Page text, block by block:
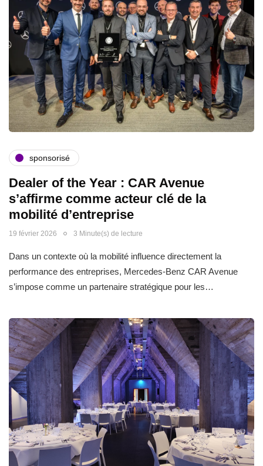
sponsorisé
Dealer of the Year : CAR Avenue
s’affirme comme acteur clé de la
mobilité d’entreprise
19 février 2026 3 Minute(s) de lecture
Dans un contexte où la mobilité influence directement la
performance des entreprises, Mercedes-Benz CAR Avenue
s’impose comme un partenaire stratégique pour les…